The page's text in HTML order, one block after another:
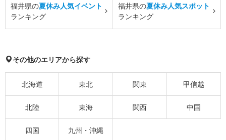
福井県の夏休み人気イベント
ランキング
福井県の夏休み人気スポット
ランキング
その他のエリアから探す
北海道 東北 関東 甲信越
北陸 東海 関西 中国
四国 九州・沖縄